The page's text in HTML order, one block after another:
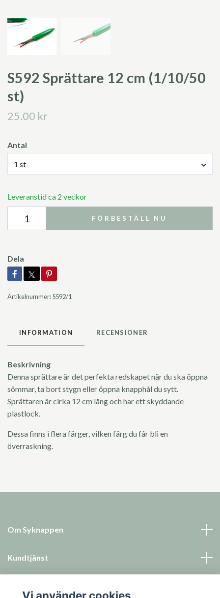
S592 Sprättare 12 cm (1/10/50
st)
25.00 kr
Antal
1 st
Leveranstid ca 2 veckor
FÖRBESTÄLL NU
Dela
Artikelnummer:S592/1
INFORMATION RECENSIONER
Beskrivning
Denna sprättare är det perfekta redskapet när du ska öppna
sömmar, ta bort stygn eller öppna knapphål du sytt.
Sprättaren är cirka 12 cm lång och har ett skyddande
plastlock.
Dessa finns i flera färger, vilken färg du får bli en
överraskning.
Om Syknappen
Kundtjänst